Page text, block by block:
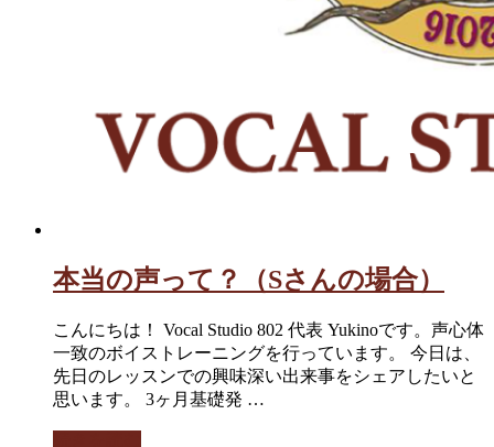
本当の声って？（Sさんの場合）
こんにちは！ Vocal Studio 802 代表 Yukinoです。声心体
一致のボイストレーニングを行っています。 今日は、
先日のレッスンでの興味深い出来事をシェアしたいと
思います。 3ヶ月基礎発 …